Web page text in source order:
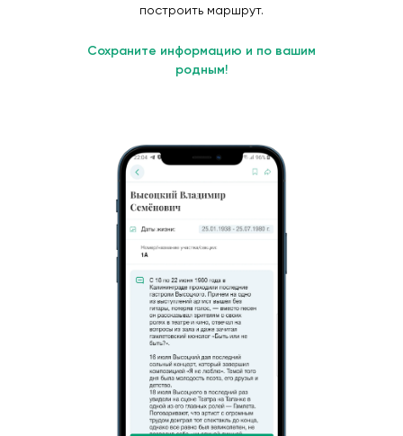
построить маршрут.
Сохраните информацию и по вашим
родным!